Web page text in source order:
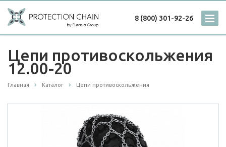
8 (800) 301-92-26
Цепи противоскольжения
12.00-20
Главная Каталог Цепи противоскольжения